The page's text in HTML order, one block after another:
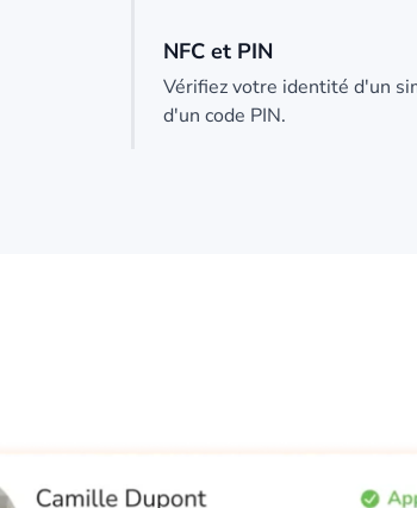
NFC et PIN
Vérifiez votre identité d'un
d'un code PIN.